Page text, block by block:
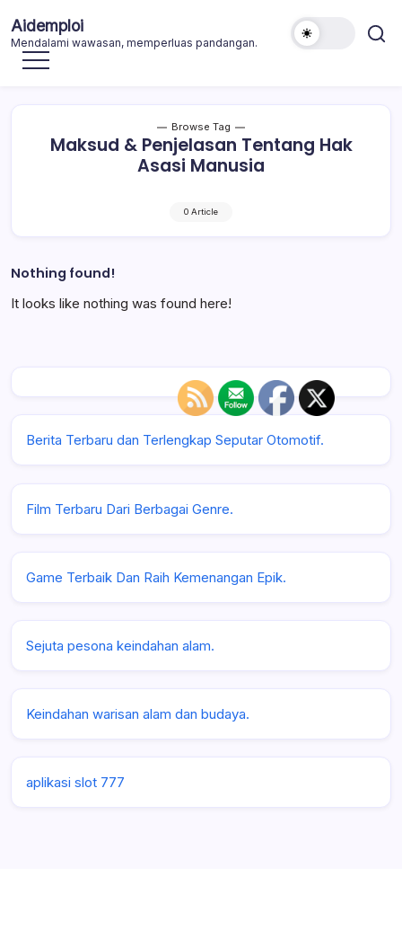
to
content
Aidemploi
Mendalami wawasan, memperluas pandangan.
Browse Tag
Maksud & Penjelasan Tentang Hak
Asasi Manusia
0 Article
Nothing found!
It looks like nothing was found here!
Berita Terbaru dan Terlengkap Seputar Otomotif.
Film Terbaru Dari Berbagai Genre.
Game Terbaik Dan Raih Kemenangan Epik.
Sejuta pesona keindahan alam.
Keindahan warisan alam dan budaya.
aplikasi slot 777